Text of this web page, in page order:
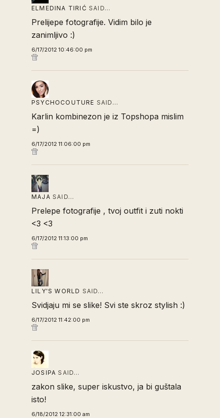
ELMEDINA TIRIĆ SAID…
Prelijepe fotografije. Vidim bilo je
zanimljivo :)
6/17/2012 10:46:00 pm
PSYCHOCOUTURE SAID…
Karlin kombinezon je iz Topshopa mislim
=)
6/17/2012 11:06:00 pm
MAJA SAID…
Prelepe fotografije , tvoj outfit i zuti nokti
<3 <3
6/17/2012 11:13:00 pm
LILY'S WORLD SAID…
Svidjaju mi se slike! Svi ste skroz stylish :)
6/17/2012 11:42:00 pm
JOSIPA SAID…
zakon slike, super iskustvo, ja bi guštala
isto!
6/18/2012 12:31:00 am